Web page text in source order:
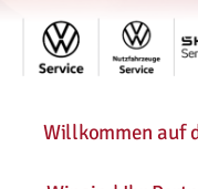
Willkommen auf